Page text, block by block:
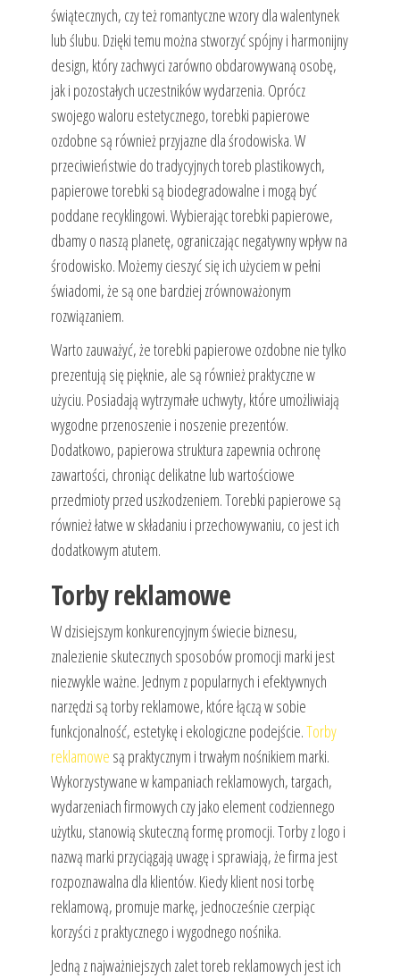
świątecznych, czy też romantyczne wzory dla walentynek
lub ślubu. Dzięki temu można stworzyć spójny i harmonijny
design, który zachwyci zarówno obdarowywaną osobę,
jak i pozostałych uczestników wydarzenia. Oprócz
swojego waloru estetycznego, torebki papierowe
ozdobne są również przyjazne dla środowiska. W
przeciwieństwie do tradycyjnych toreb plastikowych,
papierowe torebki są biodegradowalne i mogą być
poddane recyklingowi. Wybierając torebki papierowe,
dbamy o naszą planetę, ograniczając negatywny wpływ na
środowisko. Możemy cieszyć się ich użyciem w pełni
świadomi, że są one bardziej zrównoważonym
rozwiązaniem.
Warto zauważyć, że torebki papierowe ozdobne nie tylko
prezentują się pięknie, ale są również praktyczne w
użyciu. Posiadają wytrzymałe uchwyty, które umożliwiają
wygodne przenoszenie i noszenie prezentów.
Dodatkowo, papierowa struktura zapewnia ochronę
zawartości, chroniąc delikatne lub wartościowe
przedmioty przed uszkodzeniem. Torebki papierowe są
również łatwe w składaniu i przechowywaniu, co jest ich
dodatkowym atutem.
Torby reklamowe
W dzisiejszym konkurencyjnym świecie biznesu,
znalezienie skutecznych sposobów promocji marki jest
niezwykle ważne. Jednym z popularnych i efektywnych
narzędzi są torby reklamowe, które łączą w sobie
funkcjonalność, estetykę i ekologiczne podejście.Torby
reklamowe są praktycznym i trwałym nośnikiem marki.
Wykorzystywane w kampaniach reklamowych, targach,
wydarzeniach firmowych czy jako element codziennego
użytku, stanowią skuteczną formę promocji. Torby z logo i
nazwą marki przyciągają uwagę i sprawiają, że firma jest
rozpoznawalna dla klientów. Kiedy klient nosi torbę
reklamową, promuje markę, jednocześnie czerpiąc
korzyści z praktycznego i wygodnego nośnika.
Jedną z najważniejszych zalet toreb reklamowych jest ich